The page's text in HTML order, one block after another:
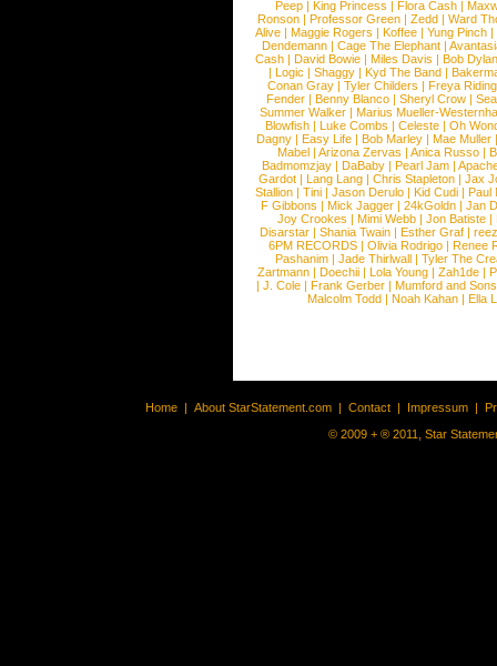
Peep |King Princess |Flora Cash |
Ronson |Professor Green |Zedd |Ward
Alive |Maggie Rogers |Koffee |Yung Pinch |
Dendemann |Cage The Elephant |
Cash | David Bowie | Miles Davis | Bob Dylan
|Logic |Shaggy |Kyd The Band |
Conan Gray |Tyler Childers |Freya
Fender |Benny Blanco |Sheryl Crow |
Summer Walker |Marius Mueller-
Blowfish | Luke Combs | Celeste | Oh
Dagny |Easy Life |Bob Marley |Mae Muller
Mabel |Arizona Zervas |Anica Russo |
Badmomzjay |DaBaby |Pearl Jam |
Gardot | Lang Lang | Chris Stapleton | Jax
Stallion |Tini |Jason Derulo |Kid Cudi |Paul
F Gibbons | Mick Jagger | 24kGoldn | Jan
Joy Crookes | Mimi Webb | Jon Batiste |
Disarstar | Shania Twain | Esther Graf |
6PM RECORDS | Olivia Rodrigo | Renee
Pashanim |Jade Thirlwall |Tyler The
Zartmann | Doechii | Lola Young | Zah1de |
| J. Cole | Frank Gerber | Mumford and Sons
Malcolm Todd | Noah Kahan | Ella
Home | About StarStatement.com | Contact | Impressum |
© 2009 + ® 2011, Star